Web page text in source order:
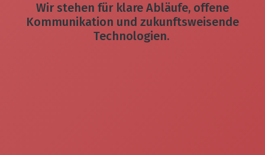
Wir stehen für klare Abläufe, offene
Kommunikation und zukunftsweisende
Technologien.